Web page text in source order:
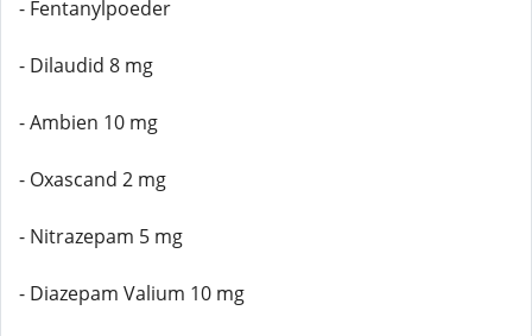
- Fentanylpoeder
- Dilaudid 8 mg
- Ambien 10 mg
- Oxascand 2 mg
- Nitrazepam 5 mg
- Diazepam Valium 10 mg